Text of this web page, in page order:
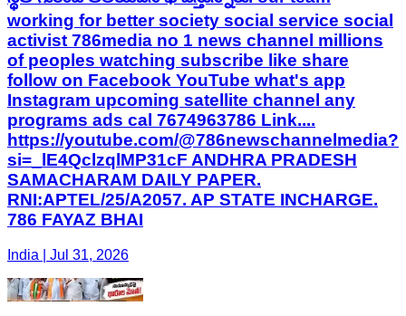
working for better society social service social
activist 786media no 1 news channel millions
of peoples watching subscribe like share
follow on Facebook YouTube what's app
Instagram upcoming satellite channel any
programs ads cal 7674963786 Link....
https://youtube.com/@786newschannelmedia?
si=_lE4QclzqlMP31cF ANDHRA PRADESH
SAMACHARAM DAILY PAPER.
RNI:APTEL/25/A2057. AP STATE INCHARGE.
786 FAYAZ BHAI
India | Jul 31, 2026